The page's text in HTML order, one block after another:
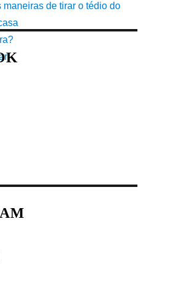
maneiras de tirar o tédio do